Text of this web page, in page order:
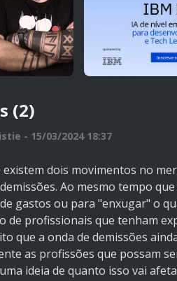
(2)
- 15/03/2024 18:37
existem dois movimentos no
Ao mesmo tempo
gastos ou para "enxugar" o
de profissionais que tenham
que a onda de demissões
as profissões que possam
ideia de quanto isso vai